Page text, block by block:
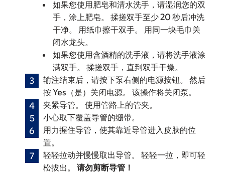
如果您使用肥皂和清水洗手，请湿润您的双
手，涂上肥皂。 揉搓双手至少 20 秒后冲洗
干净。 用纸巾擦干双手。 用同一块毛巾关
闭水龙头。
如果您使用含酒精的洗手液，请将洗手液涂
满双手。 揉搓双手，直到双手干燥。
输注结束后，请按下泵右侧的电源按钮。 然后
按 Yes（是）关闭电源。 该操作将关闭泵。
夹紧导管。 使用管路上的管夹。
小心取下覆盖导管的绷带。
用力握住导管，使其靠近导管进入皮肤的位
置。
轻轻拉动并慢慢取出导管。 轻轻一拉，即可轻
松拔出。 请勿剪断导管！